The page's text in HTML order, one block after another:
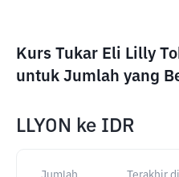
Kurs Tukar Eli Lilly
untuk Jumlah yang
LLYON ke IDR